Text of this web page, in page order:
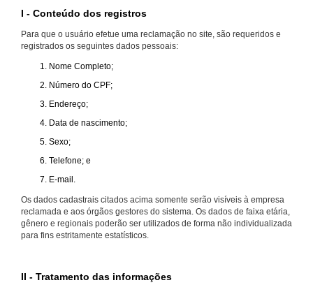
I - Conteúdo dos registros
Para que o usuário efetue uma reclamação no site, são requeridos e
registrados os seguintes dados pessoais:
Nome Completo;
Número do CPF;
Endereço;
Data de nascimento;
Sexo;
Telefone; e
E-mail.
Os dados cadastrais citados acima somente serão visíveis à empresa
reclamada e aos órgãos gestores do sistema. Os dados de faixa etária,
gênero e regionais poderão ser utilizados de forma não individualizada
para fins estritamente estatísticos.
II - Tratamento das informações